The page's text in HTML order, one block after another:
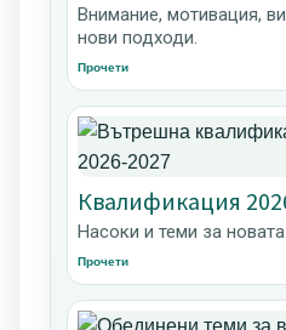
Внимание, мотивация,
нови подходи.
Прочети
Квалификация
Насоки и теми за
Прочети